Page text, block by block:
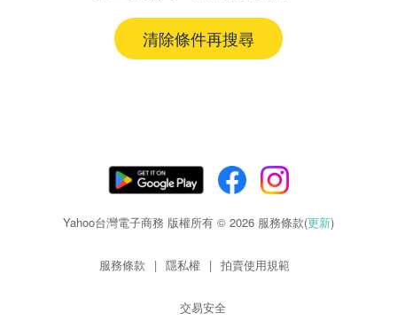
清除條件再搜尋
Yahoo台灣電子商務 版權所有 © 2026 服務條款(更新)
服務條款 | 隱私權 | 拍賣使用規範
交易安全